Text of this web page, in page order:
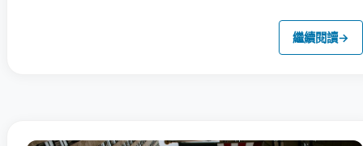
繼續閱讀→